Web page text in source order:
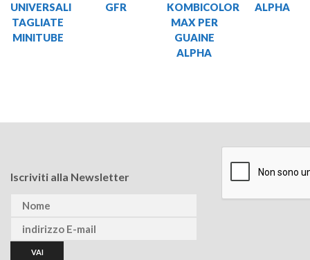
UNIVERSALI
TAGLIATE
MINITUBE
GFR
KOMBICOLOR
MAX PER
GUAINE
ALPHA
ALPHA
Iscriviti alla Newsletter